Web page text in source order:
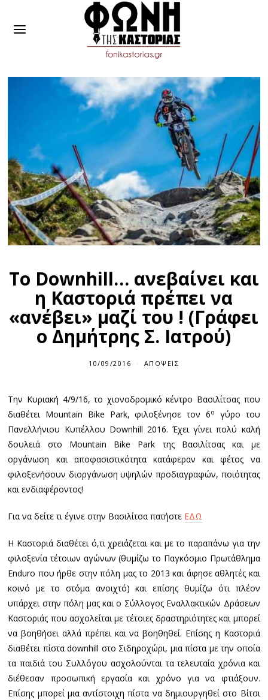
Το Downhill… ανεβαίνει και
η Καστοριά πρέπει να
«ανέβει» μαζί του ! (Γράφει
ο Δημήτρης Σ. Ιατρού)
10/09/2016
9
2
0
1
ΑΠΟΨΕΙΣ
Την Κυριακή 4/9/16, το χιονοδρομικό κέντρο Βασιλίτσας που
διαθέτει Mountain Bike Park, φιλοξένησε τον 6ο
γύρο του
Πανελλήνιου Κυπέλλου Downhill 2016. Έχει γίνει πολύ καλή
δουλειά στο Mountain Bike Park της Βασιλίτσας και με
οργάνωση και αποφασιστικότητα κατάφεραν και φέτος να
φιλοξενήσουν διοργάνωση υψηλών προδιαγραφών, ποιότητας
και ενδιαφέροντος!
Για να δείτε τι έγινε στην Βασιλίτσα πατήστε ΕΔΩ
Η Καστοριά διαθέτει ό,τι χρειάζεται και με το παραπάνω για την
φιλοξενία τέτοιων αγώνων (θυμίζω το Παγκόσμιο Πρωτάθλημα
Enduro που ήρθε στην πόλη μας το 2013 και άφησε αθλητές και
κοινό με το στόμα ανοιχτό) και επίσης θυμίζω ότι πλέον
υπάρχει στην πόλη μας και ο Σύλλογος Εναλλακτικών Δράσεων
Καστοριάς που ασχολείται με τέτοιες δραστηριότητες και μπορεί
να βοηθήσει αλλά πρέπει και να βοηθηθεί. Επίσης η Καστοριά
διαθέτει πίστα downhill στο Σιδηροχώρι, μια πίστα με την οποία
τα παιδιά του Συλλόγου ασχολούνται τα τελευταία χρόνια και
διέθεσαν προσωπική εργασία και χρόνο για να φτιάξουν.
Επίσης μπορεί μια αντίστοιχη πίστα να δημιουργηθεί στο Βίτσι